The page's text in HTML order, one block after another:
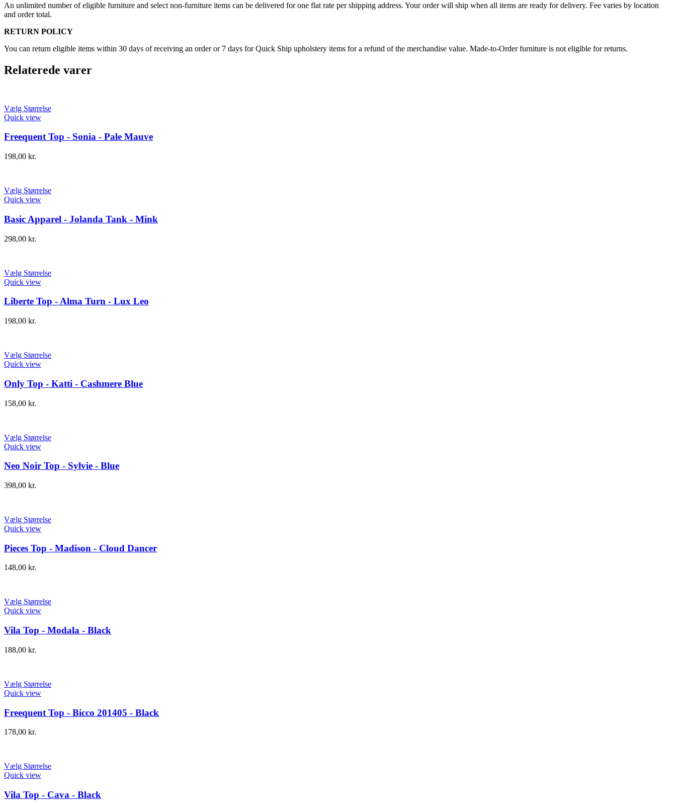
An unlimited number of eligible furniture and select non-furniture items can be delivered for one flat rate per shipping address. Your order will ship when all items are ready for delivery. Fee varies by location
and order total.
RETURN POLICY
You can return eligible items within 30 days of receiving an order or 7 days for Quick Ship upholstery items for a refund of the merchandise value. Made-to-Order furniture is not eligible for returns.
Relaterede varer
Vælg Størrelse
Quick view
Freequent Top - Sonia - Pale Mauve
198,00 kr.
Vælg Størrelse
Quick view
Basic Apparel - Jolanda Tank - Mink
298,00 kr.
Vælg Størrelse
Quick view
Liberte Top - Alma Turn - Lux Leo
198,00 kr.
Vælg Størrelse
Quick view
Only Top - Katti - Cashmere Blue
158,00 kr.
Vælg Størrelse
Quick view
Neo Noir Top - Sylvie - Blue
398,00 kr.
Vælg Størrelse
Quick view
Pieces Top - Madison - Cloud Dancer
148,00 kr.
Vælg Størrelse
Quick view
Vila Top - Modala - Black
188,00 kr.
Vælg Størrelse
Quick view
Freequent Top - Bicco 201405 - Black
178,00 kr.
Vælg Størrelse
Quick view
Vila Top - Cava - Black